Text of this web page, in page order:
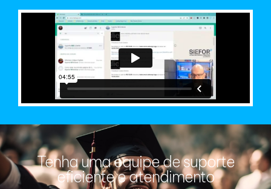
Tenha uma equipe de suporte
eficiente e atendimento